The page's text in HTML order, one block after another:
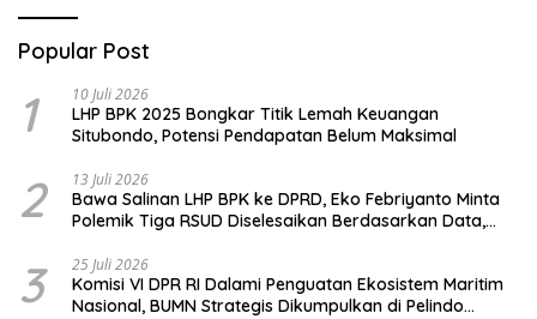
Popular Post
1 10 Juli 2026
LHP BPK 2025 Bongkar Titik Lemah Keuangan
Situbondo, Potensi Pendapatan Belum Maksimal
2 13 Juli 2026
Bawa Salinan LHP BPK ke DPRD, Eko Febriyanto Minta
Polemik Tiga RSUD Diselesaikan Berdasarkan Data,
3 25 Juli 2026
Komisi VI DPR RI Dalami Penguatan Ekosistem Maritim
Nasional, BUMN Strategis Dikumpulkan di Pelindo